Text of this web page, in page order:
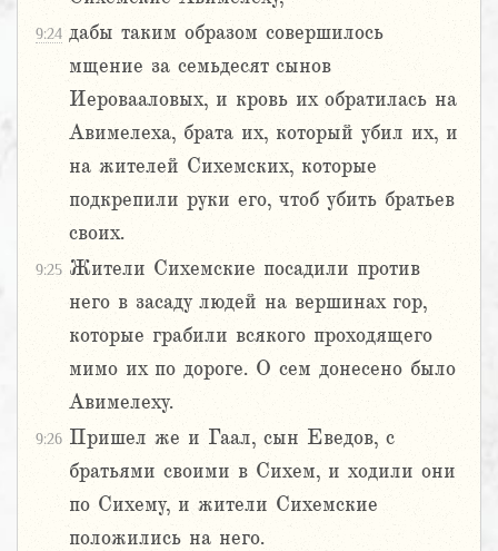
9:24 дабы таким образом совершилось
мщение за семьдесят сынов
Иеровааловых, и кровь их обратилась на
Авимелеха, брата их, который убил их, и
на жителей Сихемских, которые
подкрепили руки его, чтоб убить братьев
своих.
9:25 Жители Сихемские посадили против
него в засаду людей на вершинах гор,
которые грабили всякого проходящего
мимо их по дороге. О сем донесено было
Авимелеху.
9:26 Пришел же и Гаал, сын Еведов, с
братьями своими в Сихем, и ходили они
по Сихему, и жители Сихемские
положились на него.